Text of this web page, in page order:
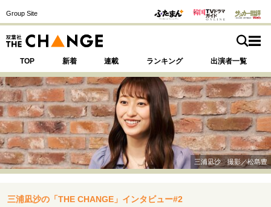
Group Site
TOP 新着 連載 ランキング 出演者一覧
SPECIAL 注目の記事テーマで探す
運命を変えた出会い 決断の裏側
三浦凪沙 撮影／松島豊
三浦凪沙の「THE CHANGE」インタビュー#2